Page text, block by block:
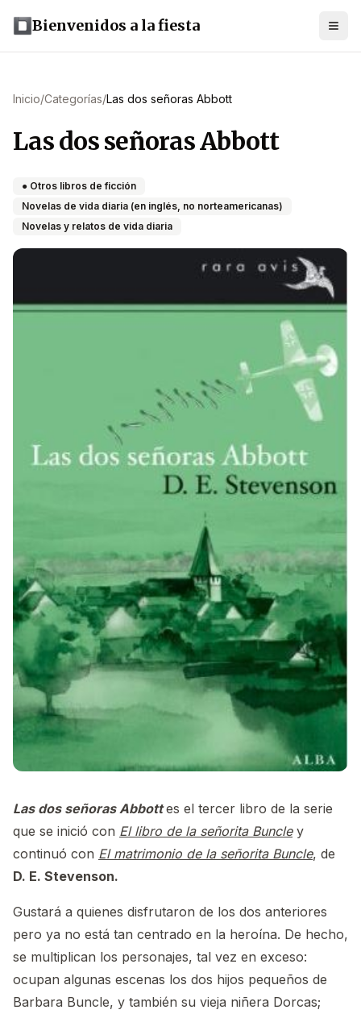
Bienvenidos a la fiesta
Inicio/Categorías/Las dos señoras Abbott
Las dos señoras Abbott
● Otros libros de ficción
Novelas de vida diaria (en inglés, no norteamericanas)
Novelas y relatos de vida diaria
Las dos señoras Abbottes el tercer libro de la serie
que se inició con El libro de la señorita Buncley
continuó con El matrimonio de la señorita Buncle, de
D. E. Stevenson.
Gustará a quienes disfrutaron de los dos anteriores
pero ya no está tan centrado en la heroína. De hecho,
se multiplican los personajes, tal vez en exceso:
ocupan algunas escenas los dos hijos pequeños de
Barbara Buncle, y también su vieja niñera Dorcas;